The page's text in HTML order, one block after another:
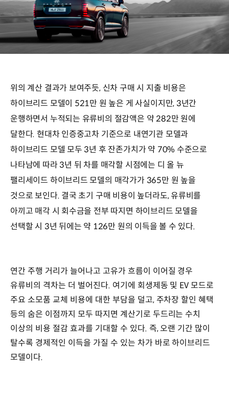
TCO
계산기
팰리세이드
익스클루시브
모델
(기본형),
개별소비세
3.5%
가격
2.5T
4,447만원
9.7km/L
903만
휘발유
1,950원/L
기준
2.5T
하이브리드
위의 계산 결과가 보여주듯, 신차 구매 시 지출 비용은
하이브리드 모델이 521만 원 높은 게 사실이지만, 3년간
운행하면서 누적되는 유류비의 절감액은 약 282만 원에
달한다. 현대차 인증중고차 기준으로 내연기관 모델과
하이브리드 모델 모두 3년 후 잔존가치가 약 70% 수준으로
나타남에 따라 3년 뒤 차를 매각할 시점에는 디 올 뉴
팰리세이드 하이브리드 모델의 매각가가 365만 원 높을
것으로 보인다. 결국 초기 구매 비용이 높더라도, 유류비를
아끼고 매각 시 회수금을 전부 따지면 하이브리드 모델을
선택할 시 3년 뒤에는 약 126만 원의 이득을 볼 수 있다.
연간 주행 거리가 늘어나고 고유가 흐름이 이어질 경우
유류비의 격차는 더 벌어진다. 여기에 회생제동 및 EV 모드로
주요 소모품 교체 비용에 대한 부담을 덜고, 주차장 할인 혜택
등의 숨은 이점까지 모두 따지면 계산기로 두드리는 수치
이상의 비용 절감 효과를 기대할 수 있다. 즉, 오랜 기간 많이
탈수록 경제적인 이득을 가질 수 있는 차가 바로 하이브리드
모델이다.